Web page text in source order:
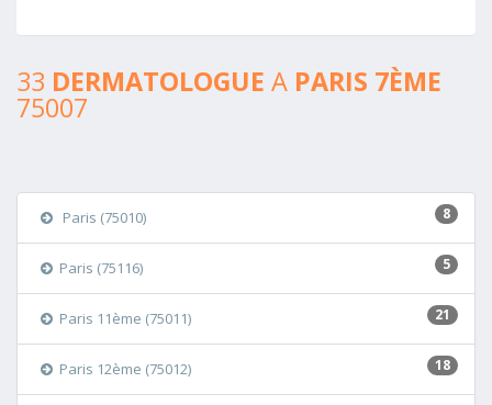
33 DERMATOLOGUE A PARIS 7ÈME
75007
8
Paris (75010)
5
Paris (75116)
21
Paris 11ème (75011)
18
Paris 12ème (75012)